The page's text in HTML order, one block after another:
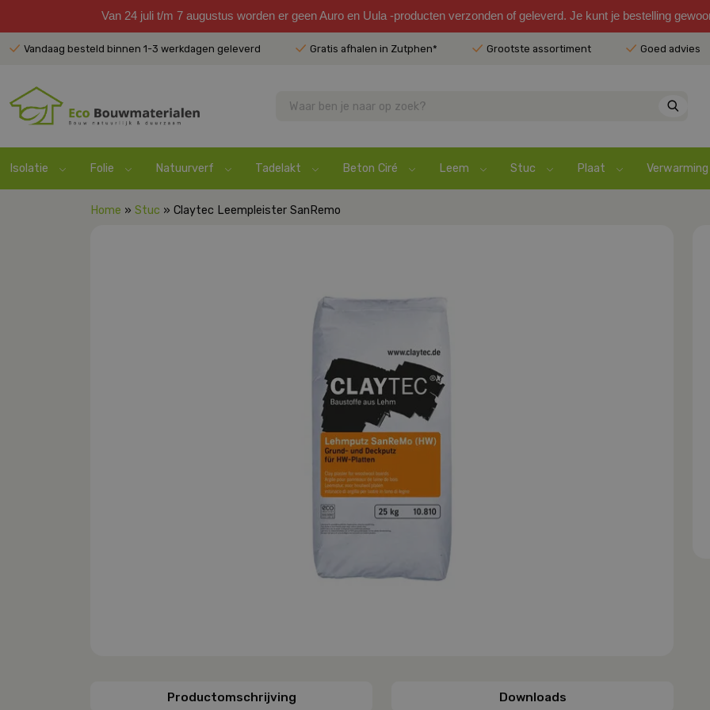
Van 24 juli t/m 7 augustus worden er geen Auro en Uula -producten verzonden of geleverd. Je kunt je bestelling
Vandaag besteld binnen 1-3 werkdagen geleverd Gratis afhalen in Zutphen* Grootste assortiment Goed advies
Isolatie Folie Natuurverf Tadelakt Beton Ciré Leem Stuc Plaat Verwarming
Home » Stuc » Claytec Leempleister SanRemo
Productomschrijving Downloads